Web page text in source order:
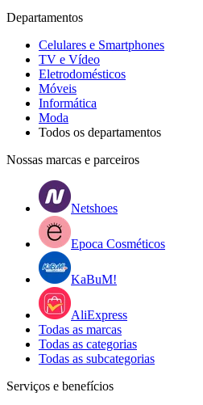
Departamentos
Celulares e Smartphones
TV e Vídeo
Eletrodomésticos
Móveis
Informática
Moda
Todos os departamentos
Nossas marcas e parceiros
Netshoes
Epoca Cosméticos
KaBuM!
AliExpress
Todas as marcas
Todas as categorias
Todas as subcategorias
Serviços e benefícios